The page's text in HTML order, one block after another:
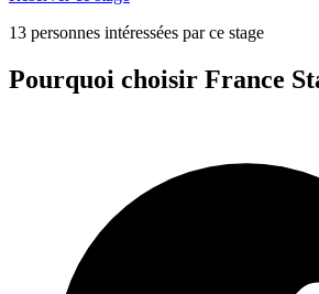
13 personnes intéressées par ce stage
Pourquoi choisir France